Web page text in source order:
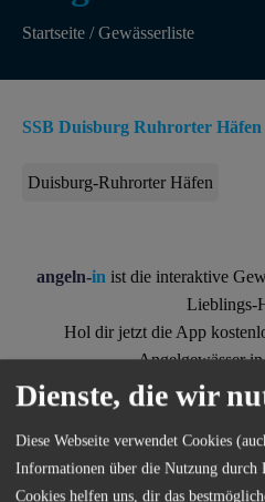
Startseite /Gewässerliste
SSB Duisburg Ruhrorter Häfen
Duisburg-Ruhrorter Häfen
angeln-in ist die interaktive
Lieblings-
Hol dir jetzt die App
Angelgewässer
Dienste, die wir
Diese Webseite verwendet Cookies
Informationen über die Nutzung durch
Cookies helfen uns, dir das